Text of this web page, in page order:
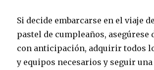
Si decide embarcarse en el viaje
pastel de cumpleaños,
con anticipación, adquirir todos
y equipos necesarios y seguir una